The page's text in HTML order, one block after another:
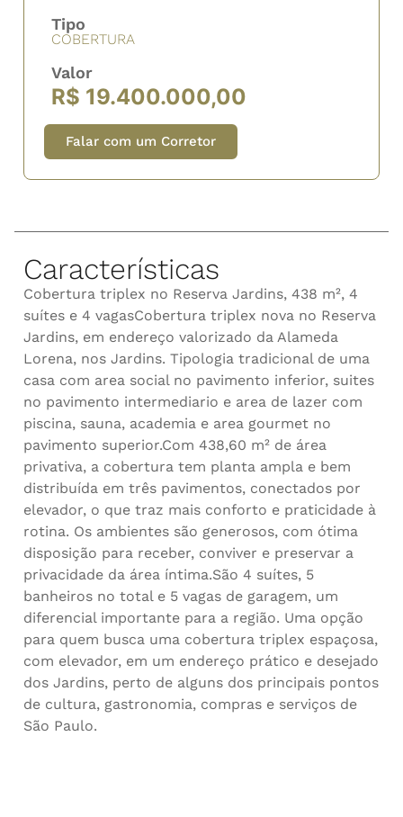
Tipo
COBERTURA
Valor
R$ 19.400.000,00
Falar com um Corretor
Características
Cobertura triplex no Reserva Jardins, 438 m², 4
suítes e 4 vagasCobertura triplex nova no Reserva
Jardins, em endereço valorizado da Alameda
Lorena, nos Jardins. Tipologia tradicional de uma
casa com area social no pavimento inferior, suites
no pavimento intermediario e area de lazer com
piscina, sauna, academia e area gourmet no
pavimento superior.Com 438,60 m² de área
privativa, a cobertura tem planta ampla e bem
distribuída em três pavimentos, conectados por
elevador, o que traz mais conforto e praticidade à
rotina. Os ambientes são generosos, com ótima
disposição para receber, conviver e preservar a
privacidade da área íntima.São 4 suítes, 5
banheiros no total e 5 vagas de garagem, um
diferencial importante para a região. Uma opção
para quem busca uma cobertura triplex espaçosa,
com elevador, em um endereço prático e desejado
dos Jardins, perto de alguns dos principais pontos
de cultura, gastronomia, compras e serviços de
São Paulo.